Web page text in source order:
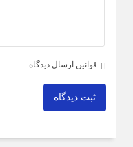
قوانین ارسال دیدگاه
ثبت دیدگاه